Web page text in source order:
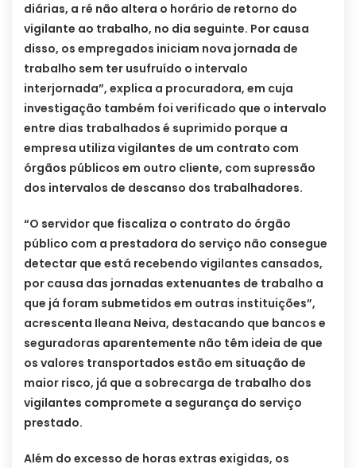
diárias, a ré não altera o horário de retorno do
vigilante ao trabalho, no dia seguinte. Por causa
disso, os empregados iniciam nova jornada de
trabalho sem ter usufruído o intervalo
interjornada”, explica a procuradora, em cuja
investigação também foi verificado que o intervalo
entre dias trabalhados é suprimido porque a
empresa utiliza vigilantes de um contrato com
órgãos públicos em outro cliente, com supressão
dos intervalos de descanso dos trabalhadores.
“O servidor que fiscaliza o contrato do órgão
público com a prestadora do serviço não consegue
detectar que está recebendo vigilantes cansados,
por causa das jornadas extenuantes de trabalho a
que já foram submetidos em outras instituições”,
acrescenta Ileana Neiva, destacando que bancos e
seguradoras aparentemente não têm ideia de que
os valores transportados estão em situação de
maior risco, já que a sobrecarga de trabalho dos
vigilantes compromete a segurança do serviço
prestado.
Além do excesso de horas extras exigidas, os